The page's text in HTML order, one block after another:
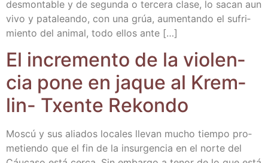
des­mon­ta­ble y de segun­da o ter­ce­ra cla­se, lo sacan aun
vivo y pata­lean­do, con una grúa, aumen­tan­do el sufri­
mien­to del ani­mal, todo ellos ante […]
El incre­men­to de la vio­len­
cia pone en jaque al Krem­
lin- Txen­te Rekondo
Mos­cú y sus alia­dos loca­les lle­van mucho tiem­po pro­
me­tien­do que el fin de la insur­gen­cia en el nor­te del